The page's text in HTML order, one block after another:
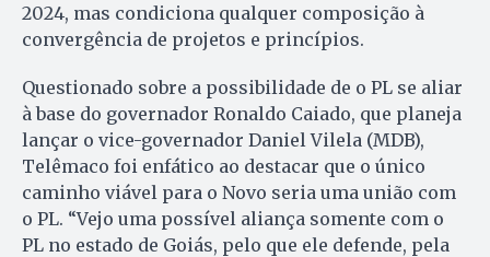
2024, mas condiciona qualquer composição à
convergência de projetos e princípios.
Questionado sobre a possibilidade de o PL se aliar
à base do governador Ronaldo Caiado, que planeja
lançar o vice-governador Daniel Vilela (MDB),
Telêmaco foi enfático ao destacar que o único
caminho viável para o Novo seria uma união com
o PL. “Vejo uma possível aliança somente com o
PL no estado de Goiás, pelo que ele defende, pela